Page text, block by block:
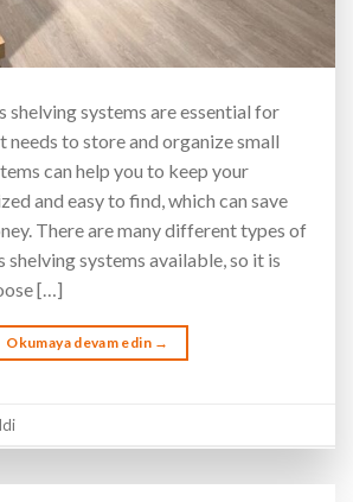
shelving systems are essential for
needs to store and organize small
can help you to keep your
and easy to find, which can save
There are many different types of
shelving systems available, so it is
[…]
Okumaya devam edin →